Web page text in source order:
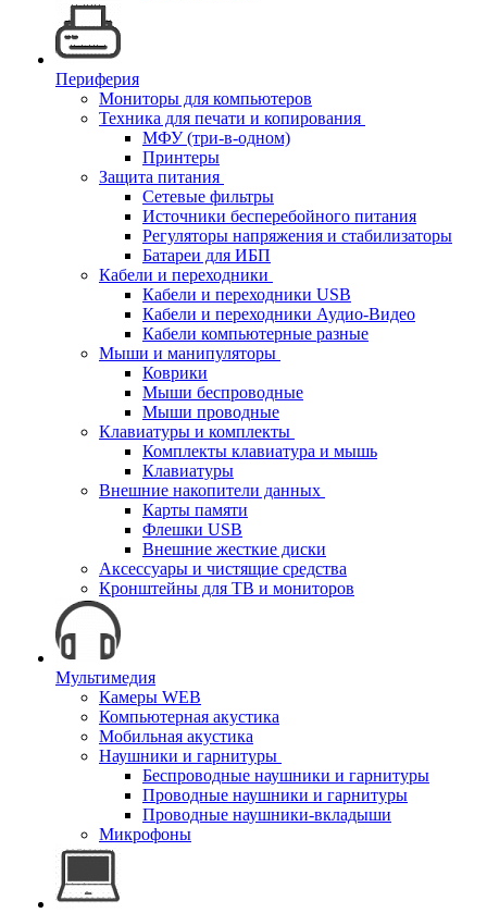
Периферия
Мониторы для компьютеров
Техника для печати и копирования
МФУ (три-в-одном)
Принтеры
Защита питания
Сетевые фильтры
Источники бесперебойного питания
Регуляторы напряжения и стабилизаторы
Батареи для ИБП
Кабели и переходники
Кабели и переходники USB
Кабели и переходники Аудио-Видео
Кабели компьютерные разные
Мыши и манипуляторы
Коврики
Мыши беспроводные
Мыши проводные
Клавиатуры и комплекты
Комплекты клавиатура и мышь
Клавиатуры
Внешние накопители данных
Карты памяти
Флешки USB
Внешние жесткие диски
Аксессуары и чистящие средства
Кронштейны для ТВ и мониторов
Мультимедия
Камеры WEB
Компьютерная акустика
Мобильная акустика
Наушники и гарнитуры
Беспроводные наушники и гарнитуры
Проводные наушники и гарнитуры
Проводные наушники-вкладыши
Микрофоны